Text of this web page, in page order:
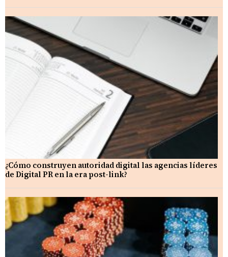
¿Cómo construyen autoridad digital las agencias líderes
de Digital PR en la era post-link?